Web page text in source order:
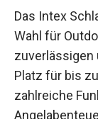
Das Intex
perfekte Wahl
einem
suchen. Mit
dieses Boot
für